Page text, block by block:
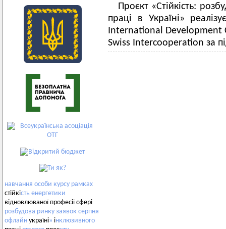
навчання особи курсу рамках
стійкість енергетики
відновлюваної професії сфері
розбудова ринку заявок серпня
офлайн україні» інклюзивного
Проєкт «Стійкість:
праці в Україні»
International Development
Swiss Intercooperation за